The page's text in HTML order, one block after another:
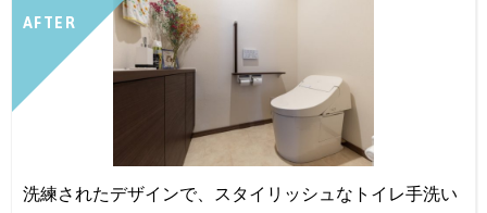
AFTER
洗練されたデザインで、スタイリッシュなトイレ手洗い